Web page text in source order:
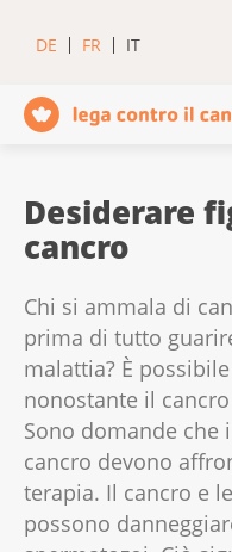
DE FR IT
Desiderare
cancro
Chi si ammala di
prima di tutto
malattia? È
nonostante il
Sono domande che
cancro devono
terapia. Il cancro e
possono